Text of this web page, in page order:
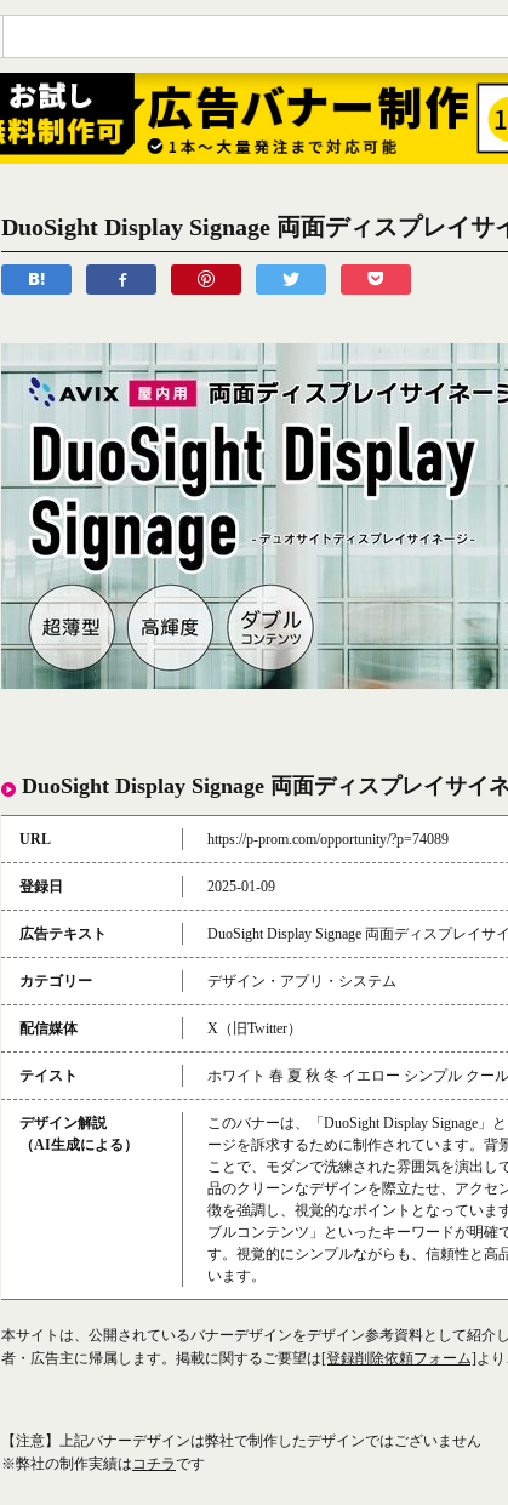
DuoSight Display Signage 両面ディスプレイサ
DuoSight Display Signage 両面ディスプレイサイ
URL https://p-prom.com/opportunity/?p=74089
登録日 2025-01-09
広告テキスト DuoSight Display Signage 両面ディスプレイサ
カテゴリー デザイン・アプリ・システム
配信媒体 X（旧Twitter）
テイスト ホワイト 春 夏 秋 冬 イエロー シンプル クー
デザイン解説
（AI生成による）
このバナーは、「DuoSight Display Signage」
ージを訴求するために制作されています。背
ことで、モダンで洗練された雰囲気を演出し
品のクリーンなデザインを際立たせ、アクセ
徴を強調し、視覚的なポイントとなっていま
ブルコンテンツ」といったキーワードが明確
す。視覚的にシンプルながらも、信頼性と高
います。
本サイトは、公開されているバナーデザインをデザイン参考資料として紹介
者・広告主に帰属します。掲載に関するご要望は[登録削除依頼フォーム]より
【注意】上記バナーデザインは弊社で制作したデザインではございません
※弊社の制作実績はコチラです